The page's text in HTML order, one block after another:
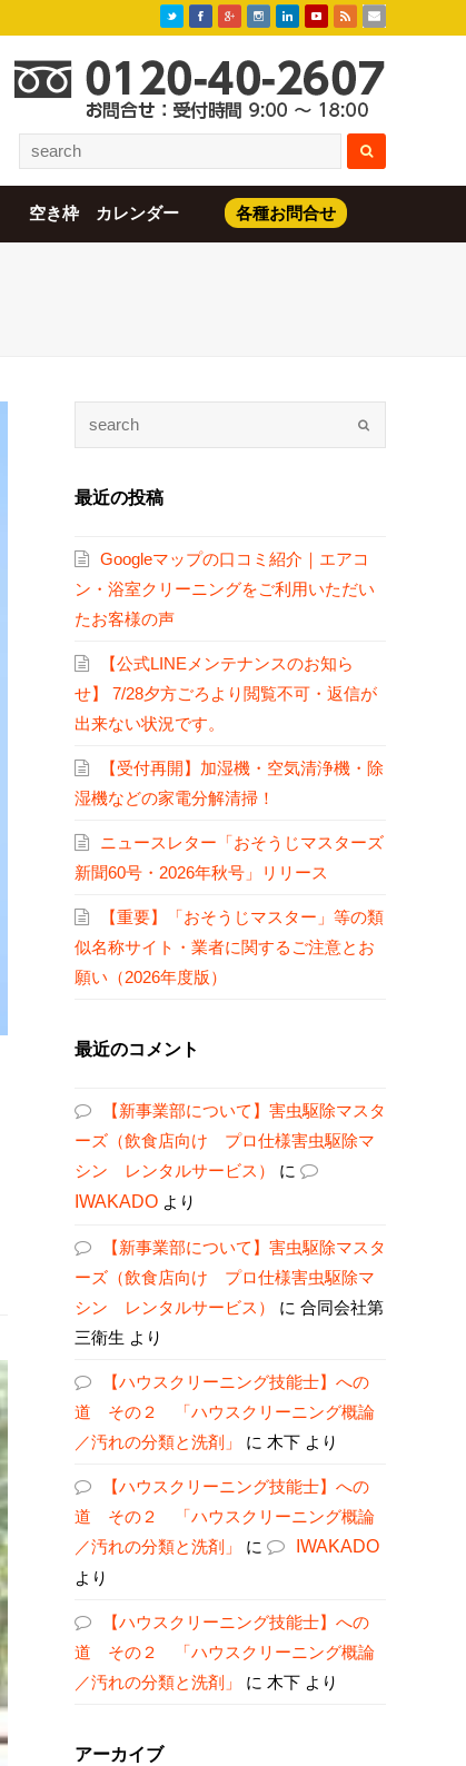
空き枠 カレンダー 各種お問合せ
最近の投稿
Googleマップの口コミ紹介｜エアコ
ン・浴室クリーニングをご利用いただい
たお客様の声
【公式LINEメンテナンスのお知ら
せ】 7/28夕方ごろより閲覧不可・返信が
出来ない状況です。
【受付再開】加湿機・空気清浄機・除
湿機などの家電分解清掃！
ニュースレター「おそうじマスターズ
新聞60号・2026年秋号」リリース
【重要】「おそうじマスター」等の類
似名称サイト・業者に関するご注意とお
願い（2026年度版）
最近のコメント
【新事業部について】害虫駆除マスタ
ーズ（飲食店向け プロ仕様害虫駆除マ
シン レンタルサービス）
に
IWAKADO より
【新事業部について】害虫駆除マスタ
ーズ（飲食店向け プロ仕様害虫駆除マ
シン レンタルサービス）
に 合同会社第
三衛生 より
【ハウスクリーニング技能士】への
道 その２ 「ハウスクリーニング概論
／汚れの分類と洗剤」
に 木下 より
【ハウスクリーニング技能士】への
道 その２ 「ハウスクリーニング概論
／汚れの分類と洗剤」
に
IWAKADO
より
【ハウスクリーニング技能士】への
道 その２ 「ハウスクリーニング概論
／汚れの分類と洗剤」
に 木下 より
アーカイブ